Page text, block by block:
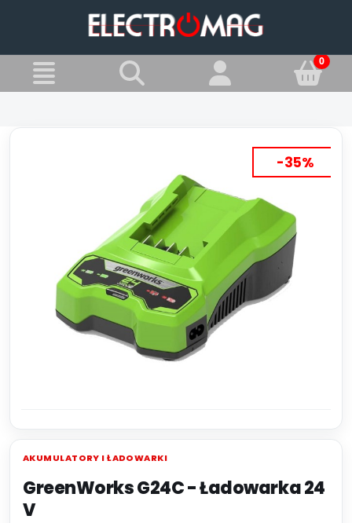
AKUMULATORY I ŁADOWARKI
-35%
AKUMULATORY I ŁADOWARKI
GreenWorks G24C - Ładowarka 24
V